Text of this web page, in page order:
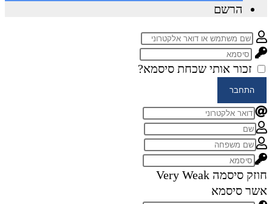
הרשם
זכור אותי שכחת סיסמא?
התחבר
חוזק סיסמה Very Weak
אשר סיסמא